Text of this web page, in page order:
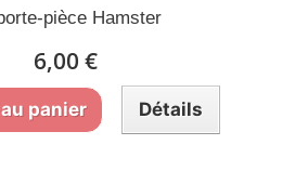
pièce Hamster
6,00 €
panier Détails